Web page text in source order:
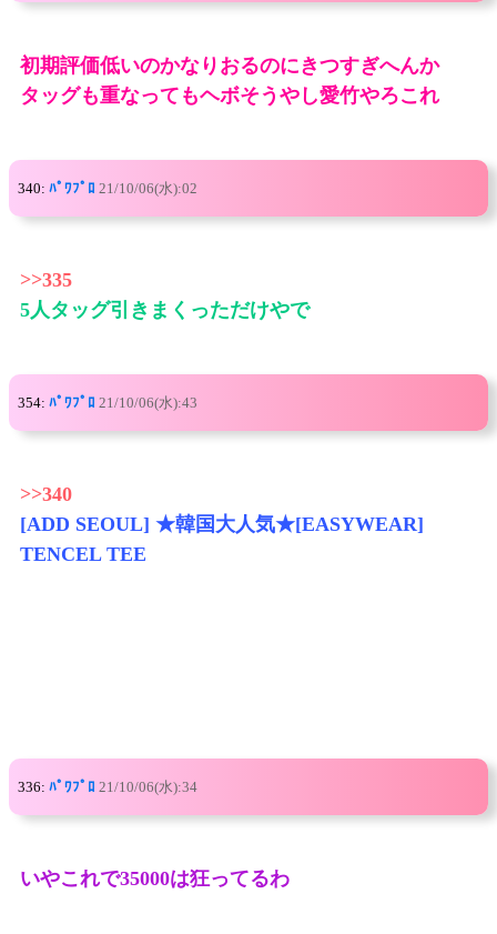
初期評価低いのかなりおるのにきつすぎへんか
タッグも重なってもヘボそうやし愛竹やろこれ
340: ﾊﾟﾜﾌﾟﾛ 21/10/06(水):02
>>335
5人タッグ引きまくっただけやで
354: ﾊﾟﾜﾌﾟﾛ 21/10/06(水):43
>>340
[ADD SEOUL] ★韓国大人気★[EASYWEAR]
TENCEL TEE
336: ﾊﾟﾜﾌﾟﾛ 21/10/06(水):34
いやこれで35000は狂ってるわ